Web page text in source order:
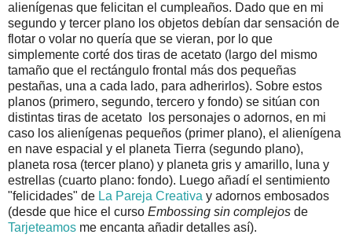
alienígenas que felicitan el cumpleaños. Dado que en mi
segundo y tercer plano los objetos debían dar sensación de
flotar o volar no quería que se vieran, por lo que
simplemente corté dos tiras de acetato (largo del mismo
tamaño que el rectángulo frontal más dos pequeñas
pestañas, una a cada lado, para adherirlos). Sobre estos
planos (primero, segundo, tercero y fondo) se sitúan con
distintas tiras de acetato los personajes o adornos, en mi
caso los alienígenas pequeños (primer plano), el alienígena
en nave espacial y el planeta Tierra (segundo plano),
planeta rosa (tercer plano) y planeta gris y amarillo, luna y
estrellas (cuarto plano: fondo). Luego añadí el sentimiento
"felicidades" de La Pareja Creativa y adornos embosados
(desde que hice el curso Embossing sin complejos de
Tarjeteamos me encanta añadir detalles así).